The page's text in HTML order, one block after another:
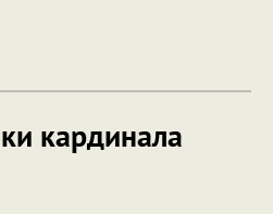
кардинала